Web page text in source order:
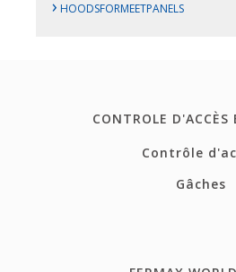
› HOODSFORMEETPANELS
CONTROLE D'ACCÈS
Contrôle
Gâches